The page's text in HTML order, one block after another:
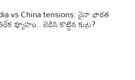
vs China tensions: చైనా భారత
వ్యూహం.. బెడిసి కొట్టిన కుట్ర?